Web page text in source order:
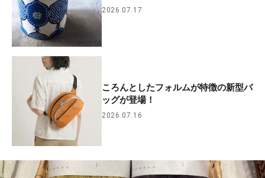
2026.07.17
ころんとしたフォルムが特徴の新型バ
ッグが登場！
2026.07.16